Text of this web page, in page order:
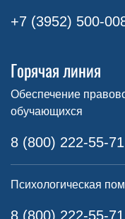
+7 (3952) 500-
Горячая линия
Обеспечение
обучающихся
8 (800) 222-55-
Психологическая
8 (800) 222-55-